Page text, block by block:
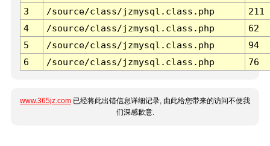
3 /source/class/jzmysql.class.php
211
4
/source/class/jzmysql.class.php
62
5
/source/class/jzmysql.class.php
94
6
/source/class/jzmysql.class.php 76
www.365jz.com 已经将此出错信息详细记录, 由此给您带来的访问不便我
们深感歉意.